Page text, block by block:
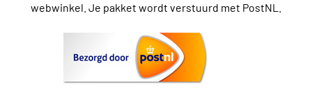
webwinkel. Je pakket wordt verstuurd met PostNL.